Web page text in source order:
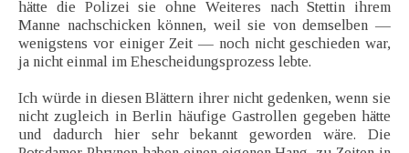
hätte die Polizei sie ohne Weiteres nach Stettin ihrem
Manne nachschicken können, weil sie von demselben —
wenigstens vor einiger Zeit — noch nicht geschieden war,
ja nicht einmal im Ehescheidungsprozess lebte.
Ich würde in diesen Blättern ihrer nicht gedenken, wenn sie
nicht zugleich in Berlin häufige Gastrollen gegeben hätte
und dadurch hier sehr bekannt geworden wäre. Die